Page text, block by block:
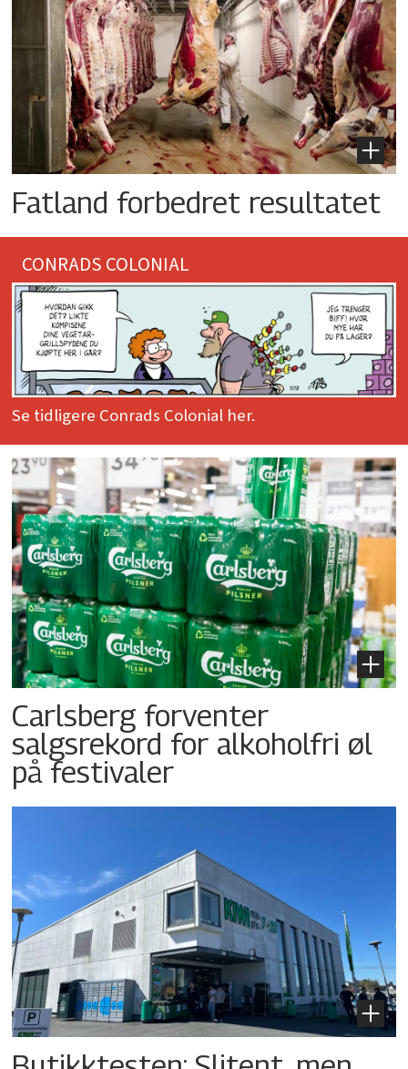
Fatland forbedret resultatet
CONRADS COLONIAL
Se tidligere Conrads Colonial her.
Carlsberg forventer
salgsrekord for alkoholfri øl
på festivaler